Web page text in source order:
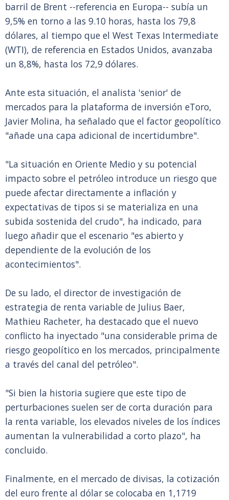
barril de Brent --referencia en Europa-- subía un
9,5% en torno a las 9.10 horas, hasta los 79,8
dólares, al tiempo que el West Texas Intermediate
(WTI), de referencia en Estados Unidos, avanzaba
un 8,8%, hasta los 72,9 dólares.
Ante esta situación, el analista 'senior' de
mercados para la plataforma de inversión eToro,
Javier Molina, ha señalado que el factor geopolítico
"añade una capa adicional de incertidumbre".
"La situación en Oriente Medio y su potencial
impacto sobre el petróleo introduce un riesgo que
puede afectar directamente a inflación y
expectativas de tipos si se materializa en una
subida sostenida del crudo", ha indicado, para
luego añadir que el escenario "es abierto y
dependiente de la evolución de los
acontecimientos".
De su lado, el director de investigación de
estrategia de renta variable de Julius Baer,
Mathieu Racheter, ha destacado que el nuevo
conflicto ha inyectado "una considerable prima de
riesgo geopolítico en los mercados, principalmente
a través del canal del petróleo".
"Si bien la historia sugiere que este tipo de
perturbaciones suelen ser de corta duración para
la renta variable, los elevados niveles de los índices
aumentan la vulnerabilidad a corto plazo", ha
concluido.
Finalmente, en el mercado de divisas, la cotización
del euro frente al dólar se colocaba en 1,1719